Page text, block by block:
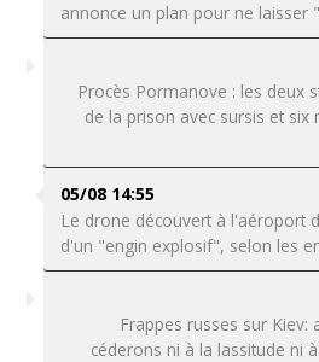
annonce un plan pour ne laisser
Procès Pormanove : les deux
de la prison avec sursis et
05/08 14:55
Le drone découvert à l'aéroport
d'un "engin explosif", selon les
Frappes russes sur Kiev:
céderons ni à la lassitude ni